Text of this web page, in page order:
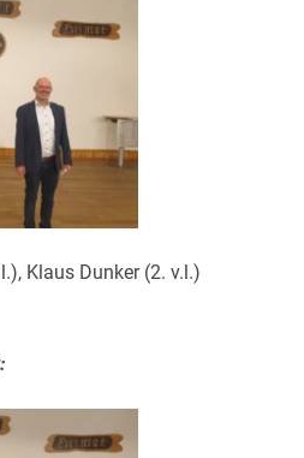
Klaus Dunker (2. v.l.)